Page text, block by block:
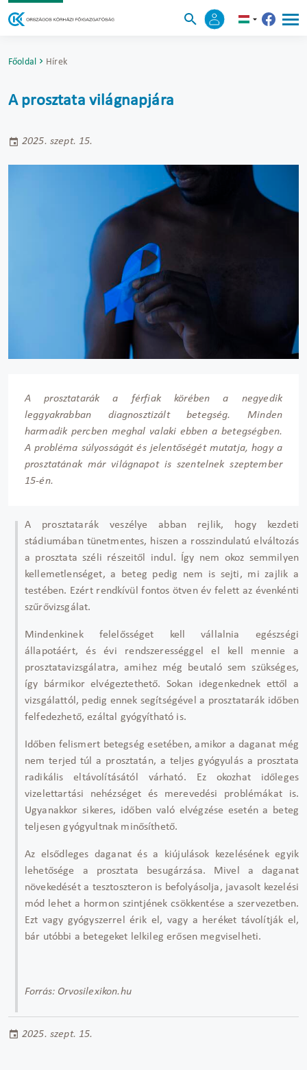
Főoldal Hírek
A prosztata világnapjára
2025. szept. 15.
A prosztatarák a férfiak körében a negyedik
leggyakrabban diagnosztizált betegség. Minden
harmadik percben meghal valaki ebben a betegségben.
A probléma súlyosságát és jelentőségét mutatja, hogy a
prosztatának már világnapot is szentelnek szeptember
15-én.
A prosztatarák veszélye abban rejlik, hogy kezdeti
stádiumában tünetmentes, hiszen a rosszindulatú elváltozás
a prosztata széli részeitől indul. Így nem okoz semmilyen
kellemetlenséget, a beteg pedig nem is sejti, mi zajlik a
testében. Ezért rendkívül fontos ötven év felett az évenkénti
szűrővizsgálat.
Mindenkinek felelősséget kell vállalnia egészségi
állapotáért, és évi rendszerességgel el kell mennie a
prosztatavizsgálatra, amihez még beutaló sem szükséges,
így bármikor elvégeztethető. Sokan idegenkednek ettől a
vizsgálattól, pedig ennek segítségével a prosztatarák időben
felfedezhető, ezáltal gyógyítható is.
Időben felismert betegség esetében, amikor a daganat még
nem terjed túl a prosztatán, a teljes gyógyulás a prosztata
radikális eltávolításától várható. Ez okozhat időleges
vizelettartási nehézséget és merevedési problémákat is.
Ugyanakkor sikeres, időben való elvégzése esetén a beteg
teljesen gyógyultnak minősíthető.
Az elsődleges daganat és a kiújulások kezelésének egyik
lehetősége a prosztata besugárzása. Mivel a daganat
növekedését a tesztoszteron is befolyásolja, javasolt kezelési
mód lehet a hormon szintjének csökkentése a szervezetben.
Ezt vagy gyógyszerrel érik el, vagy a heréket távolítják el,
bár utóbbi a betegeket lelkileg erősen megviselheti.
Forrás: Orvosilexikon.hu
2025. szept. 15.